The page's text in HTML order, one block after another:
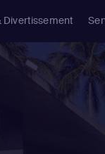
Divertissement